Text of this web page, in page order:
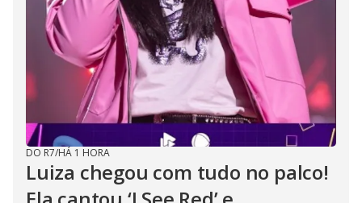
DO R7/HÁ 1 HORA
Luiza chegou com tudo no palco!